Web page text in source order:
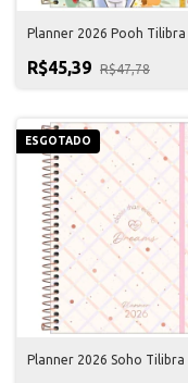
Planner 2026 Pooh Tilibra
R$45,39 R$47,78
ESGOTADO
Planner 2026 Soho Tilibra